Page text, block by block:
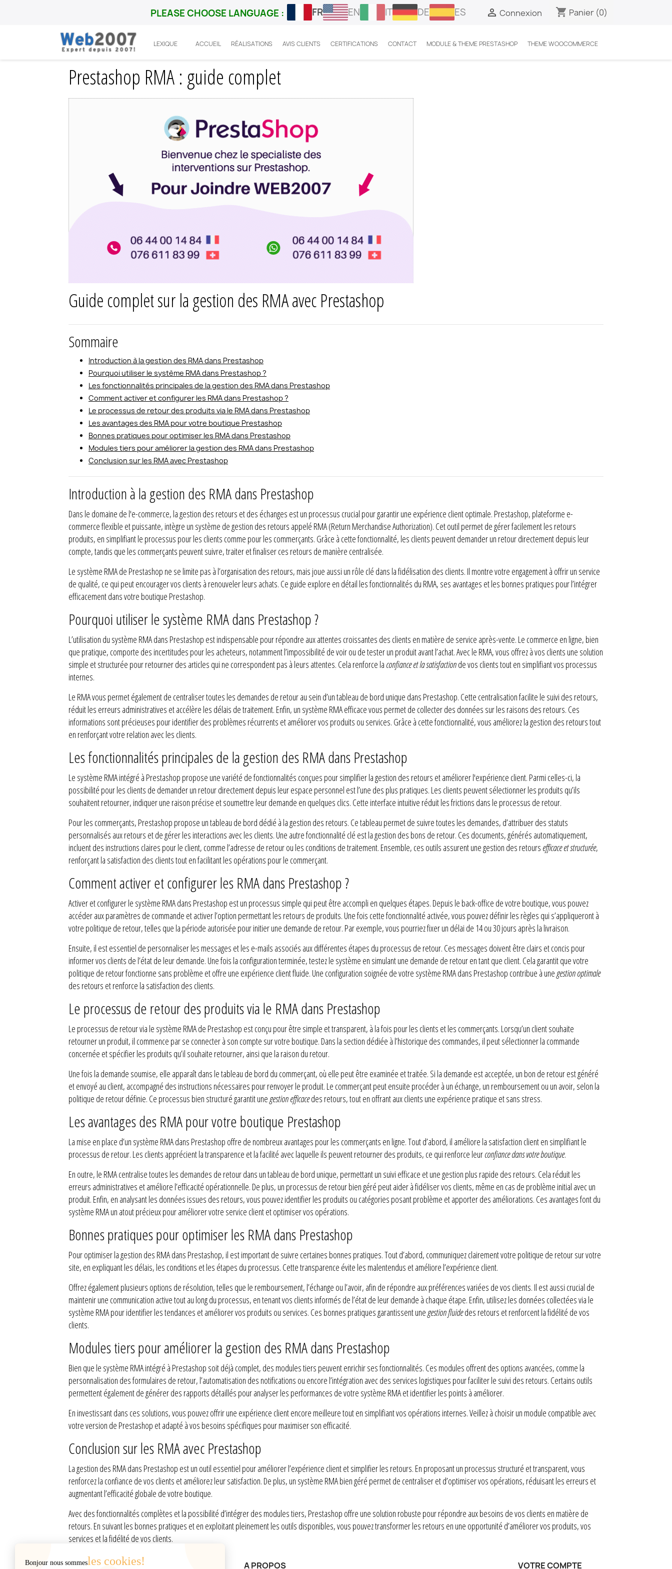
PLEASE CHOOSE LANGUAGE : FR EN IT DE ES  Connexion shopping_cart Panier (0)
LEXIQUE ACCUEIL RÉALISATIONS AVIS CLIENTS CERTIFICATIONS CONTACT MODULE & THEME PRESTASHOP THEME WOOCOMMERCE
Accueil Prestashop
Prestashop RMA : guide complet
Guide complet sur la gestion des RMA avec Prestashop
Sommaire
Introduction à la gestion des RMA dans Prestashop
Pourquoi utiliser le système RMA dans Prestashop ?
Les fonctionnalités principales de la gestion des RMA dans Prestashop
Comment activer et configurer les RMA dans Prestashop ?
Le processus de retour des produits via le RMA dans Prestashop
Les avantages des RMA pour votre boutique Prestashop
Bonnes pratiques pour optimiser les RMA dans Prestashop
Modules tiers pour améliorer la gestion des RMA dans Prestashop
Conclusion sur les RMA avec Prestashop
Introduction à la gestion des RMA dans Prestashop
Dans le domaine de l'e-commerce, la gestion des retours et des échanges est un processus crucial pour garantir une expérience client optimale. Prestashop, plateforme e-
commerce flexible et puissante, intègre un système de gestion des retours appelé RMA (Return Merchandise Authorization). Cet outil permet de gérer facilement les retours
produits, en simplifiant le processus pour les clients comme pour les commerçants. Grâce à cette fonctionnalité, les clients peuvent demander un retour directement depuis leur
compte, tandis que les commerçants peuvent suivre, traiter et finaliser ces retours de manière centralisée.
Le système RMA de Prestashop ne se limite pas à l’organisation des retours, mais joue aussi un rôle clé dans la fidélisation des clients. Il montre votre engagement à offrir un service
de qualité, ce qui peut encourager vos clients à renouveler leurs achats. Ce guide explore en détail les fonctionnalités du RMA, ses avantages et les bonnes pratiques pour l’intégrer
efficacement dans votre boutique Prestashop.
Pourquoi utiliser le système RMA dans Prestashop ?
L’utilisation du système RMA dans Prestashop est indispensable pour répondre aux attentes croissantes des clients en matière de service après-vente. Le commerce en ligne, bien
que pratique, comporte des incertitudes pour les acheteurs, notamment l’impossibilité de voir ou de tester un produit avant l’achat. Avec le RMA, vous offrez à vos clients une solution
simple et structurée pour retourner des articles qui ne correspondent pas à leurs attentes. Cela renforce la confiance et la satisfactionde vos clients tout en simplifiant vos processus
internes.
Le RMA vous permet également de centraliser toutes les demandes de retour au sein d’un tableau de bord unique dans Prestashop. Cette centralisation facilite le suivi des retours,
réduit les erreurs administratives et accélère les délais de traitement. Enfin, un système RMA efficace vous permet de collecter des données sur les raisons des retours. Ces
informations sont précieuses pour identifier des problèmes récurrents et améliorer vos produits ou services. Grâce à cette fonctionnalité, vous améliorez la gestion des retours tout
en renforçant votre relation avec les clients.
Les fonctionnalités principales de la gestion des RMA dans Prestashop
Le système RMA intégré à Prestashop propose une variété de fonctionnalités conçues pour simplifier la gestion des retours et améliorer l'expérience client. Parmi celles-ci, la
possibilité pour les clients de demander un retour directement depuis leur espace personnel est l’une des plus pratiques. Les clients peuvent sélectionner les produits qu’ils
souhaitent retourner, indiquer une raison précise et soumettre leur demande en quelques clics. Cette interface intuitive réduit les frictions dans le processus de retour.
Pour les commerçants, Prestashop propose un tableau de bord dédié à la gestion des retours. Ce tableau permet de suivre toutes les demandes, d’attribuer des statuts
personnalisés aux retours et de gérer les interactions avec les clients. Une autre fonctionnalité clé est la gestion des bons de retour. Ces documents, générés automatiquement,
incluent des instructions claires pour le client, comme l’adresse de retour ou les conditions de traitement. Ensemble, ces outils assurent une gestion des retours efficace et structurée,
renforçant la satisfaction des clients tout en facilitant les opérations pour le commerçant.
Comment activer et configurer les RMA dans Prestashop ?
Activer et configurer le système RMA dans Prestashop est un processus simple qui peut être accompli en quelques étapes. Depuis le back-office de votre boutique, vous pouvez
accéder aux paramètres de commande et activer l’option permettant les retours de produits. Une fois cette fonctionnalité activée, vous pouvez définir les règles qui s’appliqueront à
votre politique de retour, telles que la période autorisée pour initier une demande de retour. Par exemple, vous pourriez fixer un délai de 14 ou 30 jours après la livraison.
Ensuite, il est essentiel de personnaliser les messages et les e-mails associés aux différentes étapes du processus de retour. Ces messages doivent être clairs et concis pour
informer vos clients de l’état de leur demande. Une fois la configuration terminée, testez le système en simulant une demande de retour en tant que client. Cela garantit que votre
politique de retour fonctionne sans problème et offre une expérience client fluide. Une configuration soignée de votre système RMA dans Prestashop contribue à unegestion optimale
des retours et renforce la satisfaction des clients.
Le processus de retour des produits via le RMA dans Prestashop
Le processus de retour via le système RMA de Prestashop est conçu pour être simple et transparent, à la fois pour les clients et les commerçants. Lorsqu’un client souhaite
retourner un produit, il commence par se connecter à son compte sur votre boutique. Dans la section dédiée à l’historique des commandes, il peut sélectionner la commande
concernée et spécifier les produits qu’il souhaite retourner, ainsi que la raison du retour.
Une fois la demande soumise, elle apparaît dans le tableau de bord du commerçant, où elle peut être examinée et traitée. Si la demande est acceptée, un bon de retour est généré
et envoyé au client, accompagné des instructions nécessaires pour renvoyer le produit. Le commerçant peut ensuite procéder à un échange, un remboursement ou un avoir, selon la
politique de retour définie. Ce processus bien structuré garantit unegestion efficacedes retours, tout en offrant aux clients une expérience pratique et sans stress.
Les avantages des RMA pour votre boutique Prestashop
La mise en place d’un système RMA dans Prestashop offre de nombreux avantages pour les commerçants en ligne. Tout d’abord, il améliore la satisfaction client en simplifiant le
processus de retour. Les clients apprécient la transparence et la facilité avec laquelle ils peuvent retourner des produits, ce qui renforce leurconfiance dans votre boutique.
En outre, le RMA centralise toutes les demandes de retour dans un tableau de bord unique, permettant un suivi efficace et une gestion plus rapide des retours. Cela réduit les
erreurs administratives et améliore l’efficacité opérationnelle. De plus, un processus de retour bien géré peut aider à fidéliser vos clients, même en cas de problème initial avec un
produit. Enfin, en analysant les données issues des retours, vous pouvez identifier les produits ou catégories posant problème et apporter des améliorations. Ces avantages font du
système RMA un atout précieux pour améliorer votre service client et optimiser vos opérations.
Bonnes pratiques pour optimiser les RMA dans Prestashop
Pour optimiser la gestion des RMA dans Prestashop, il est important de suivre certaines bonnes pratiques. Tout d’abord, communiquez clairement votre politique de retour sur votre
site, en expliquant les délais, les conditions et les étapes du processus. Cette transparence évite les malentendus et améliore l’expérience client.
Offrez également plusieurs options de résolution, telles que le remboursement, l’échange ou l’avoir, afin de répondre aux préférences variées de vos clients. Il est aussi crucial de
maintenir une communication active tout au long du processus, en tenant vos clients informés de l’état de leur demande à chaque étape. Enfin, utilisez les données collectées via le
système RMA pour identifier les tendances et améliorer vos produits ou services. Ces bonnes pratiques garantissent unegestion fluidedes retours et renforcent la fidélité de vos
clients.
Modules tiers pour améliorer la gestion des RMA dans Prestashop
Bien que le système RMA intégré à Prestashop soit déjà complet, des modules tiers peuvent enrichir ses fonctionnalités. Ces modules offrent des options avancées, comme la
personnalisation des formulaires de retour, l’automatisation des notifications ou encore l’intégration avec des services logistiques pour faciliter le suivi des retours. Certains outils
permettent également de générer des rapports détaillés pour analyser les performances de votre système RMA et identifier les points à améliorer.
En investissant dans ces solutions, vous pouvez offrir une expérience client encore meilleure tout en simplifiant vos opérations internes. Veillez à choisir un module compatible avec
votre version de Prestashop et adapté à vos besoins spécifiques pour maximiser son efficacité.
Conclusion sur les RMA avec Prestashop
La gestion des RMA dans Prestashop est un outil essentiel pour améliorer l’expérience client et simplifier les retours. En proposant un processus structuré et transparent, vous
renforcez la confiance de vos clients et améliorez leur satisfaction. De plus, un système RMA bien géré permet de centraliser et d’optimiser vos opérations, réduisant les erreurs et
augmentant l’efficacité globale de votre boutique.
Avec des fonctionnalités complètes et la possibilité d’intégrer des modules tiers, Prestashop offre une solution robuste pour répondre aux besoins de vos clients en matière de
retours. En suivant les bonnes pratiques et en exploitant pleinement les outils disponibles, vous pouvez transformer les retours en une opportunité d’améliorer vos produits, vos
services et la fidélité de vos clients.
INFORMATIONS A PROPOS VOTRE COMPTE
Bonjour nous sommesles cookies!